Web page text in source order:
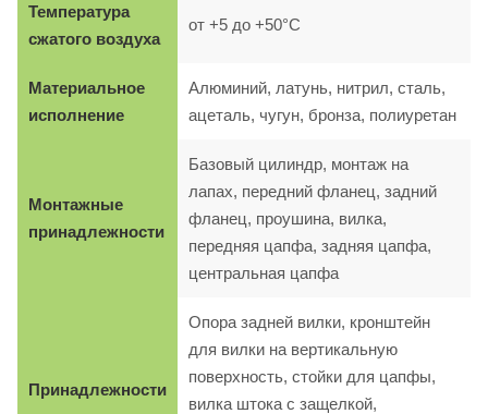
Температура
сжатого воздуха
от +5 до +50°C
Материальное
исполнение
Алюминий, латунь, нитрил, сталь,
ацеталь, чугун, бронза, полиуретан
Монтажные
принадлежности
Базовый цилиндр, монтаж на
лапах, передний фланец, задний
фланец, проушина, вилка,
передняя цапфа, задняя цапфа,
центральная цапфа
Принадлежности
Опора задней вилки, кронштейн
для вилки на вертикальную
поверхность, стойки для цапфы,
вилка штока с защелкой,